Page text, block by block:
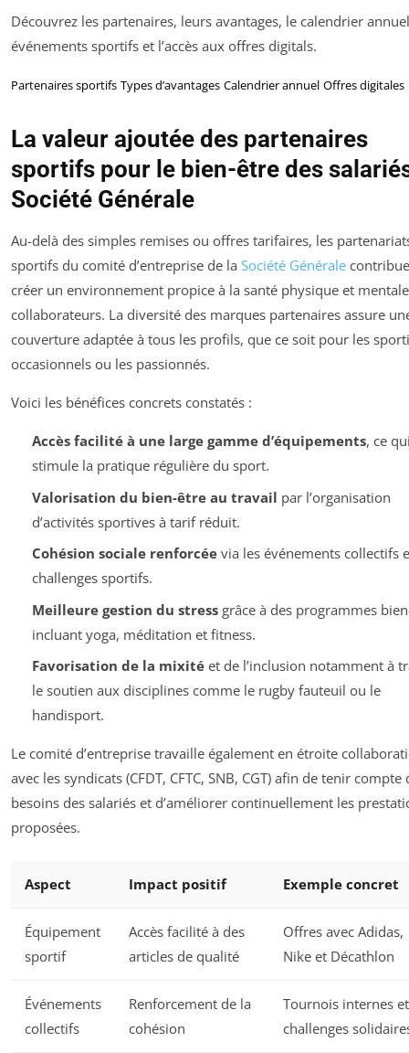
Découvrez les partenaires, leurs avantages, le calendrier
événements sportifs et l’accès aux offres digitals.
Partenaires sportifs Types d’avantages Calendrier annuel Offres digitales
La valeur ajoutée des partenaires
sportifs pour le bien-être des
Société Générale
Au-delà des simples remises ou offres tarifaires, les
sportifs du comité d’entreprise de la Société Générale
créer un environnement propice à la santé physique et
collaborateurs. La diversité des marques partenaires assure
couverture adaptée à tous les profils, que ce soit pour les
occasionnels ou les passionnés.
Voici les bénéfices concrets constatés :
Accès facilité à une large gamme d’équipements, ce
stimule la pratique régulière du sport.
Valorisation du bien-être au travail par l’organisation
d’activités sportives à tarif réduit.
Cohésion sociale renforcéevia les événements collectifs
challenges sportifs.
Meilleure gestion du stressgrâce à des programmes
incluant yoga, méditation et fitness.
Favorisation de la mixitéet de l’inclusion notamment à
le soutien aux disciplines comme le rugby fauteuil ou le
handisport.
Le comité d’entreprise travaille également en étroite
avec les syndicats (CFDT, CFTC, SNB, CGT) afin de tenir compte
besoins des salariés et d’améliorer continuellement les
proposées.
Aspect Impact positif Exemple concret
Équipement
sportif
Accès facilité à des
articles de qualité
Offres avec Adidas,
Nike et Décathlon
Événements
collectifs
Renforcement de la
cohésion
Tournois internes et
challenges